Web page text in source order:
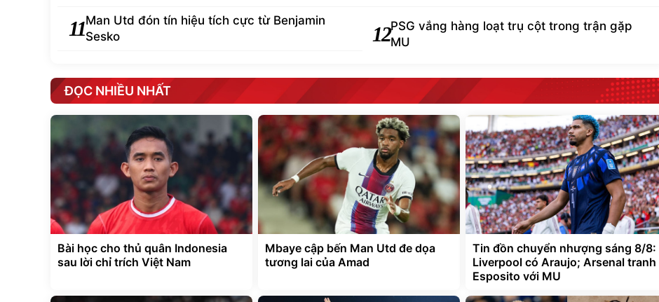
11Man Utd đón tín hiệu tích cực từ Benjamin
Sesko
12PSG vắng hàng loạt trụ cột trong trận gặp
MU
ĐỌC NHIỀU NHẤT
Bài học cho thủ quân Indonesia
sau lời chỉ trích Việt Nam
Mbaye cập bến Man Utd đe dọa
tương lai của Amad
Tin đồn chuyển nhượng sáng 8/8:
Liverpool có Araujo; Arsenal tranh
Esposito với MU